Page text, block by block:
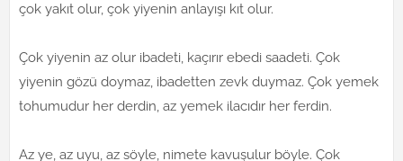
çok yakıt olur, çok yiyenin anlayışı kıt olur.
Çok yiyenin az olur ibadeti, kaçırır ebedi saadeti. Çok
yiyenin gözü doymaz, ibadetten zevk duymaz. Çok yemek
tohumudur her derdin, az yemek ilacıdır her ferdin.
Az ye, az uyu, az söyle, nimete kavuşulur böyle. Çok